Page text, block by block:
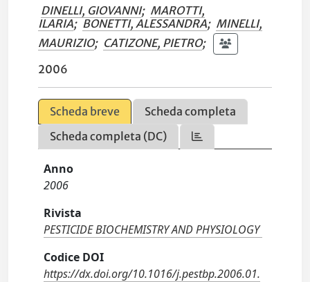
DINELLI, GIOVANNI; MAROTTI,
ILARIA; BONETTI, ALESSANDRA; MINELLI,
MAURIZIO; CATIZONE, PIETRO;
2006
Scheda breve
Scheda completa
Scheda completa (DC)
Anno
2006
Rivista
PESTICIDE BIOCHEMISTRY AND PHYSIOLOGY
Codice DOI
https://dx.doi.org/10.1016/j.pestbp.2006.01.